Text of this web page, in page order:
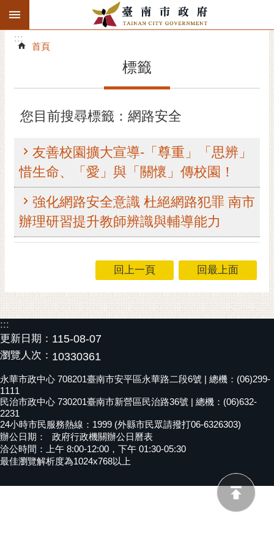
跳到主要內容區塊
搜
階
精彩府城
市府團隊
主題服務
市政資訊
黃
偉
哲
螢
光
泉
桐
花
祭
網
:::
:::
首頁
標籤
您目前搜尋標籤：網路安全
友善校園擴大宣導-「尊重」「思辨」
惜生命、「愛」與「關懷」傳校園！
強化網路安全意識 杜絕網路犯罪 南市
辦理研習提升教師辨識與輔導能力
回上一頁 回最上面
:::
更新日期： 115-08-07
瀏覽人次： 10330361
永華市政中心 708201臺南市安平區永華路二段6號 | 總機：(06)299-
1111
民治市政中心 730201臺南市新營區民治路36號 | 總機：(06)632-
2231
24小時市民服務熱線：1999 (外縣市民眾請撥打06-6326303)
辦公日期：
政府行政機關辦公日曆表
洽公時間：上午 8:00-12:00，下午 01:30-05:30
最佳瀏覽解析度為1024x768以上